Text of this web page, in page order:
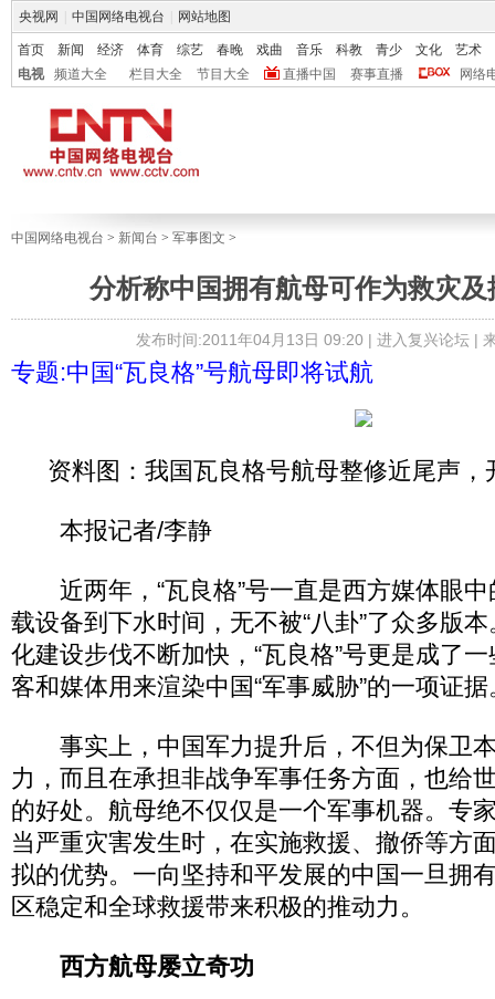
央视网 中国网络电视台 网站地图
首页 新闻 经济 体育 综艺 春晚 戏曲 音乐 科教 青少 文化
艺术
电视
频道大全 栏目大全 节目大全 直播中国 赛事直播 网络
中国网络电视台 > 新闻台 > 军事图文 >
分析称中国拥有航母可作为救灾
发布时间:2011年04月13日 09:20 | 进入复兴论坛|
专题:中国“瓦良格”号航母即将试航
资料图：我国瓦良格号航母整修近尾声，
本报记者/李静
近两年，“瓦良格”号一直是西方媒体眼中
载设备到下水时间，无不被“八卦”了众多版
化建设步伐不断加快，“瓦良格”号更是成了
客和媒体用来渲染中国“军事威胁”的一项证据
事实上，中国军力提升后，不但为保卫
力，而且在承担非战争军事任务方面，也给
的好处。航母绝不仅仅是一个军事机器。专
当严重灾害发生时，在实施救援、撤侨等方
拟的优势。一向坚持和平发展的中国一旦拥
区稳定和全球救援带来积极的推动力。
西方航母屡立奇功